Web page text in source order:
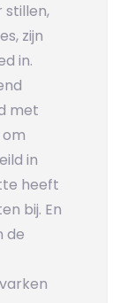
stillen,
zijn
in.
met
in
heeft
bij. En
de